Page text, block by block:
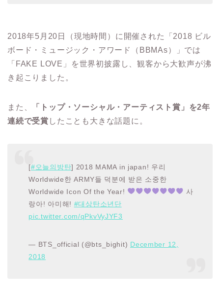
2018年5月20日（現地時間）に開催された「2018 ビル
ボード・ミュージック・アワード（BBMAs）」では
「FAKE LOVE」を世界初披露し、観客から大歓声が沸
き起こりました。
また、
「トップ・ソーシャル・アーティスト賞」を2年
連続で受賞 したことも大きな話題に。
[#오늘의방탄] 2018 MAMA in japan! 우리
Worldwide한 ARMY들 덕분에 받은 소중한
Worldwide Icon Of the Year!
사
랑아! 아미해! #대상탄소년단
pic.twitter.com/qPkvVyJYF3
— BTS_official (@bts_bighit) December 12,
2018